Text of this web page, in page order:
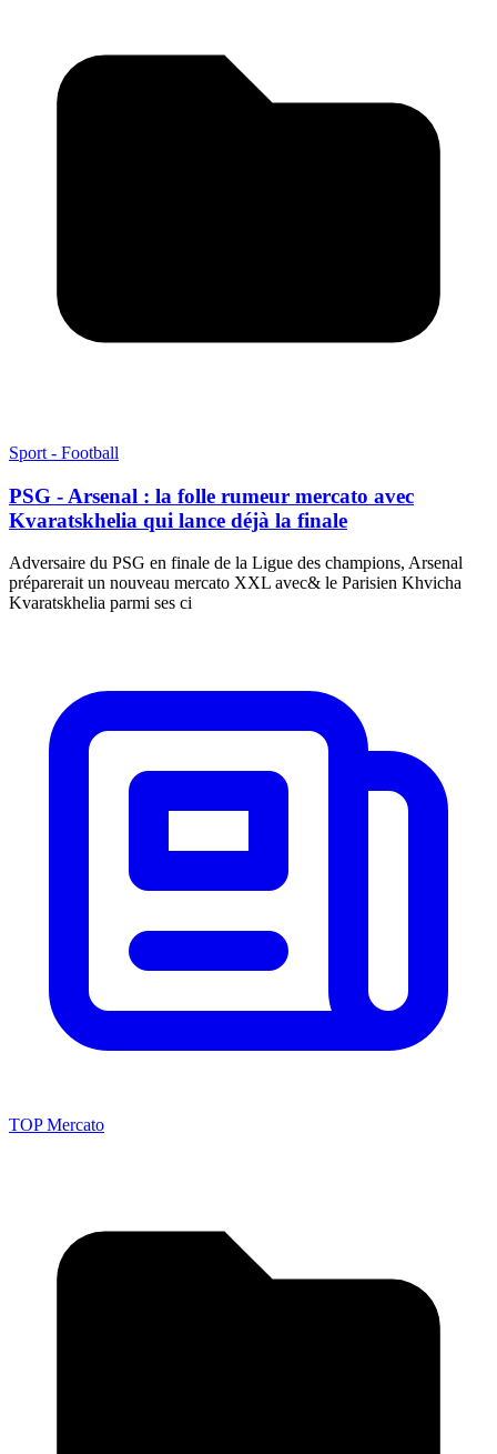
Sport - Football
PSG - Arsenal : la folle rumeur mercato avec
Kvaratskhelia qui lance déjà la finale
Adversaire du PSG en finale de la Ligue des champions, Arsenal
préparerait un nouveau mercato XXL avec& le Parisien Khvicha
Kvaratskhelia parmi ses ci
TOP Mercato